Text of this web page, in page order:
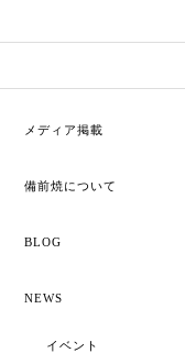
メディア掲載
備前焼について
BLOG
NEWS
イベント